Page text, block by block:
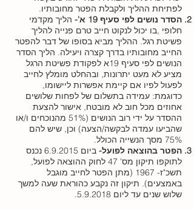
לפתיחת ההליך ולקבלת הפטר מחובותיו.
הסדר נושים לפי סעיף 19 א'-
הליך מקדמי
חלופי ,בו יכול לנקוט חייב טרם פנייה להליך
פשיטת רגל. ההליך מביא בסופו של דבר להפטר
החייב מחובותיו בדרך קצרה ויעילה. הליך הסדר
הנושים לפי סעיף 19א לפקודת פשיטת הרגל
מציע לא מעט יתרונות, ובהחלט מומלץ לחייב
לפעול לפיו אם קיימת אפשרות ליישומו,
כדוגמת: עמידה בתשלום של לפחות שלושים
אחוזים מכל חוב לא מובטח, אישור להצעת
ההסדר על ידי רוב הנושים (51% מהנוכחים ו/או
שהביעו עמדה לבקשה/הצעה) וכן, שיש להם
75% מסך הנשייה הכולל.
הפטר בהוצאה לפועל-
ביום 6.9.2015 נכנס
לתוקפו תיקון מס' 47 לחוק ההוצאה לפועל,
תשכ"ז- 1967 (מתן הפטר לחייב מוגבל
באמצעים). תיקון זה נקבע כהוראת שעה למשך
שלוש שנים עד ליום 5.9.2018.